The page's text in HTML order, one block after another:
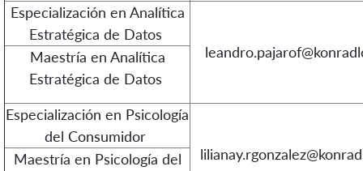
Especialización en Analítica
Estratégica de Datos
Maestría en Analítica
Estratégica de Datos
Especialización en Psicología
del Consumidor
Maestría en Psicología del